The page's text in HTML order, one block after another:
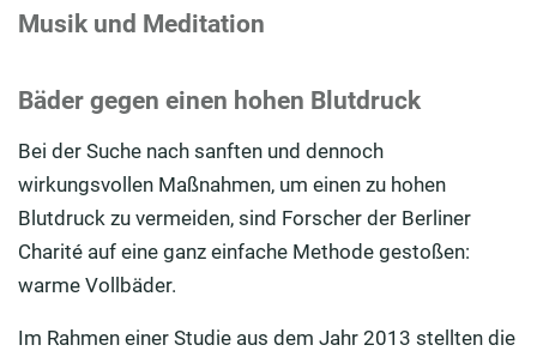
Musik und Meditation
Bäder gegen einen hohen Blutdruck
Bei der Suche nach sanften und dennoch
wirkungsvollen Maßnahmen, um einen zu hohen
Blutdruck zu vermeiden, sind Forscher der Berliner
Charité auf eine ganz einfache Methode gestoßen:
warme Vollbäder.
Im Rahmen einer Studie aus dem Jahr 2013 stellten die